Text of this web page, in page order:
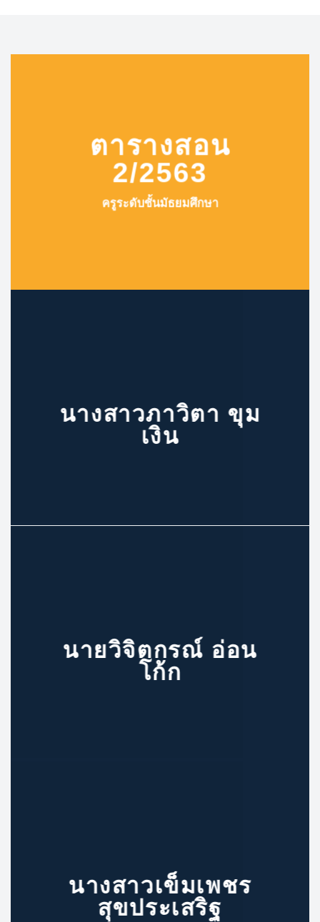
ตารางสอน
2/2563
ครูระดับชั้นมัธยมศึกษา
นางสาวภาวิตา ขุม
เงิน
นายวิจิตกรณ์ อ่อน
โก้ก
นางสาวเข็มเพชร
สุขประเสริฐ